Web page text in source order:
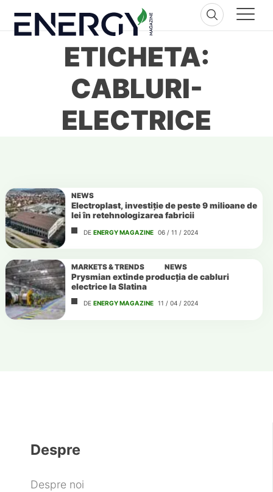
content
ETICHETA:
CABLURI-
ELECTRICE
NEWS
Electroplast, investiție de peste 9 milioane de
lei în retehnologizarea fabricii
DE ENERGY MAGAZINE 06 / 11 / 2024
MARKETS & TRENDS NEWS
Prysmian extinde producția de cabluri
electrice la Slatina
DE ENERGY MAGAZINE 11 / 04 / 2024
Despre
Despre noi